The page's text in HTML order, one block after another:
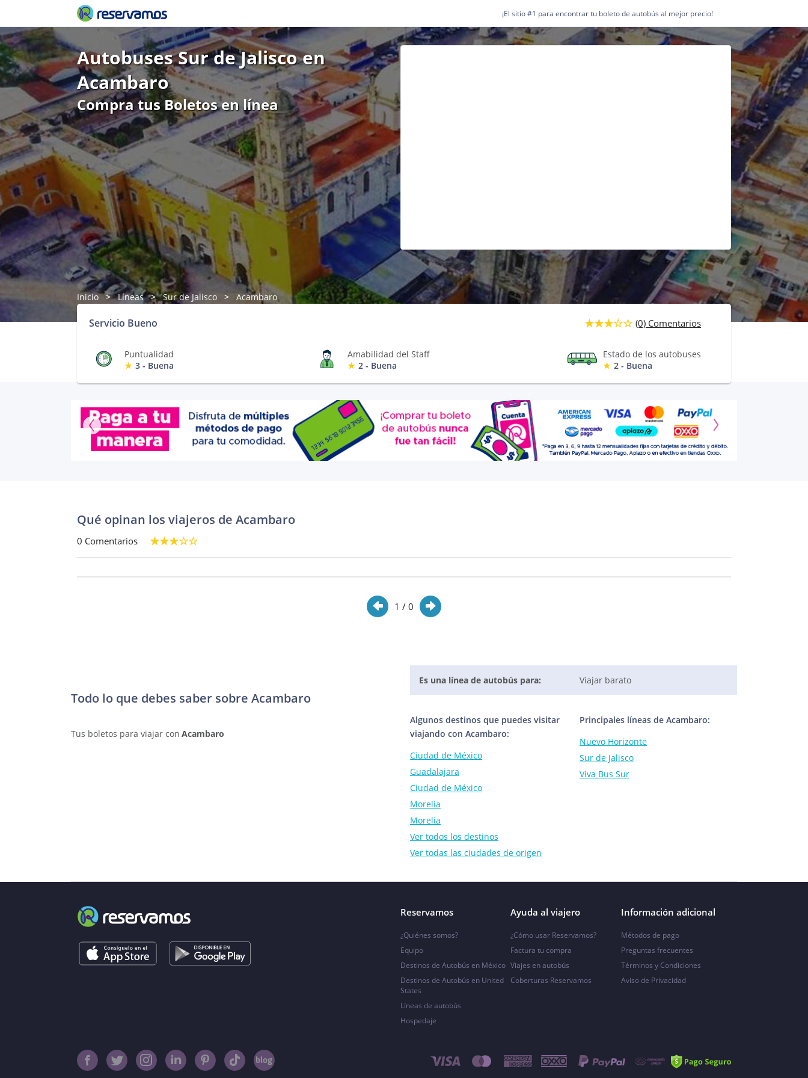
¡El sitio #1 para encontrar tu boleto de autobús al mejor precio!
Autobuses Sur de Jalisco en
Acambaro
Compra tus Boletos en línea
Inicio Líneas Sur de Jalisco Acambaro
Servicio Bueno (0) Comentarios
Puntualidad
3 - Buena
Amabilidad del Staff
2 - Buena
Estado de los autobuses
2 - Buena
Qué opinan los viajeros de Acambaro
0 Comentarios
1 / 0
Todo lo que debes saber sobre Acambaro
Tus boletos para viajar con Acambaro
Es una línea de autobús para: Viajar barato
Algunos destinos que puedes visitar
viajando con Acambaro:
Ciudad de México
Guadalajara
Ciudad de México
Morelia
Morelia
Ver todos los destinos
Ver todas las ciudades de origen
Principales líneas de Acambaro:
Nuevo Horizonte
Sur de Jalisco
Viva Bus Sur
Reservamos
¿Quiénes somos?
Equipo
Destinos de Autobús en México
Destinos de Autobús en United
States
Líneas de autobús
Hospedaje
Ayuda al viajero
¿Cómo usar Reservamos?
Factura tu compra
Viajes en autobús
Coberturas Reservamos
Información adicional
Métodos de pago
Preguntas frecuentes
Términos y Condiciones
Aviso de Privacidad